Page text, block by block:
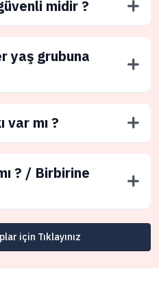
midir ?
yaş grubuna
var mı ?
? / Birbirine
için Tıklayınız